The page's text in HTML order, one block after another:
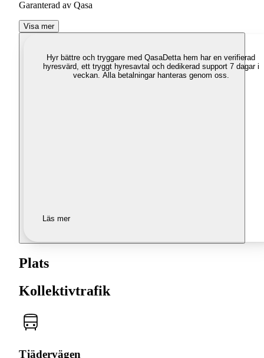
Garanterad av Qasa
Visa mer
Hyr bättre och tryggare med QasaDetta hem har en verifierad
hyresvärd, ett tryggt hyresavtal och dedikerad support 7 dagar i
veckan. Alla betalningar hanteras genom oss.
Läs mer
Plats
Kollektivtrafik
Tjädervägen